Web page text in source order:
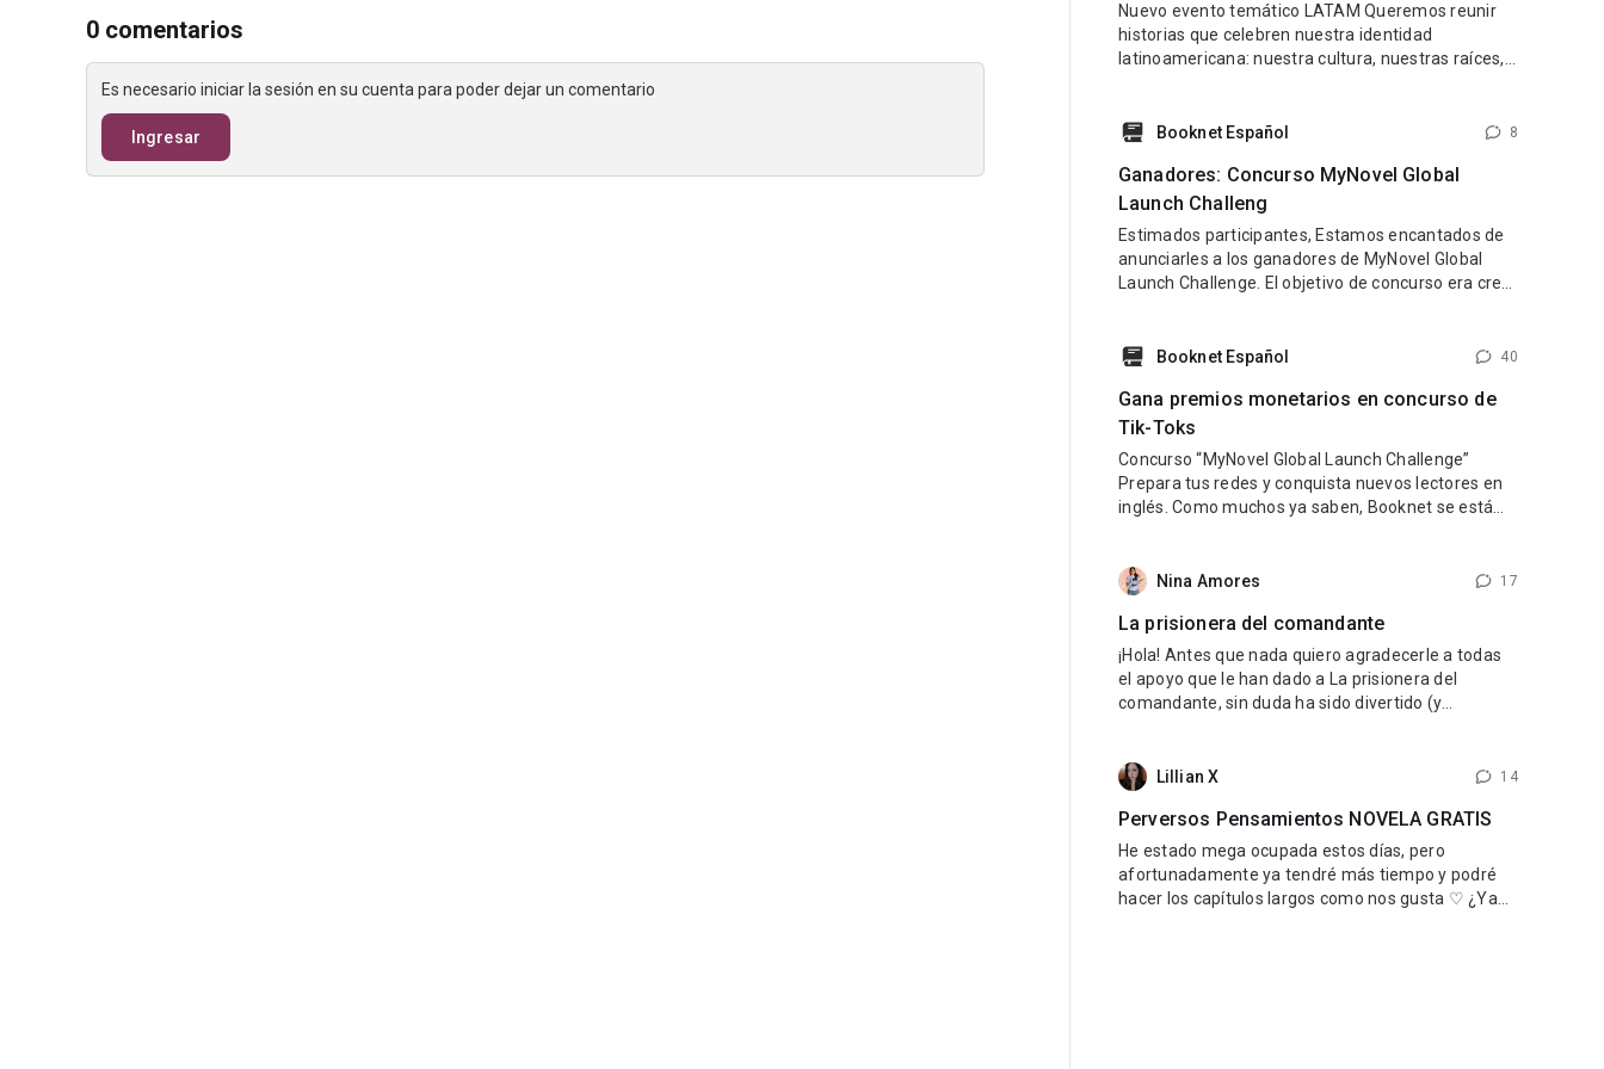
0 comentarios
Es necesario iniciar la sesión en su cuenta para poder dejar un comentario
Ingresar
Nuevo evento temático LATAM Queremos reunir
historias que celebren nuestra identidad
latinoamericana: nuestra cultura, nuestras raíces,
latino y una esencia que refleje lo mejor de nuestra
de cualquier género: romance, fantasía,
Booknet Español 8
Ganadores: Concurso MyNovel Global
Launch Challeng
Estimados participantes, Estamos encantados de
anunciarles a los ganadores de MyNovel Global
Launch Challenge. El objetivo de concurso era crear
libros de otros autores si no eres escritor). Link al
usuario de TikTok dark.reader3 2
Booknet Español 40
Gana premios monetarios en concurso de
Tik-Toks
Concurso “MyNovel Global Launch Challenge”
Prepara tus redes y conquista nuevos lectores en
inglés. Como muchos ya saben, Booknet se está
autores podrán vender sus libros traducidos a
mundo. El primer idioma será
Nina Amores 17
La prisionera del comandante
¡Hola! Antes que nada quiero agradecerle a todas
el apoyo que le han dado a La prisionera del
comandante, sin duda ha sido divertido (y
leido Una esposa para el rey, si les está gustando
encontrar de forma gratuita aquí
Lillian X 14
Perversos Pensamientos NOVELA GRATIS
He estado mega ocupada estos días, pero
afortunadamente ya tendré más tiempo y podré
hacer los capítulos largos como nos gusta ♡ ¿Ya